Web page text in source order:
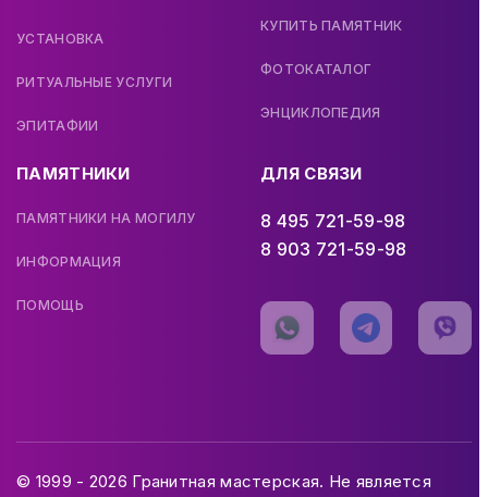
УСТАНОВКА
РИТУАЛЬНЫЕ УСЛУГИ
ЭПИТАФИИ
КУПИТЬ ПАМЯТНИК
ФОТОКАТАЛОГ
ЭНЦИКЛОПЕДИЯ
ПАМЯТНИКИ
ПАМЯТНИКИ НА МОГИЛУ
ИНФОРМАЦИЯ
ПОМОЩЬ
ДЛЯ СВЯЗИ
8 495 721-59-98
8 903 721-59-98
© 1999 - 2026 Гранитная мастерская. Не является